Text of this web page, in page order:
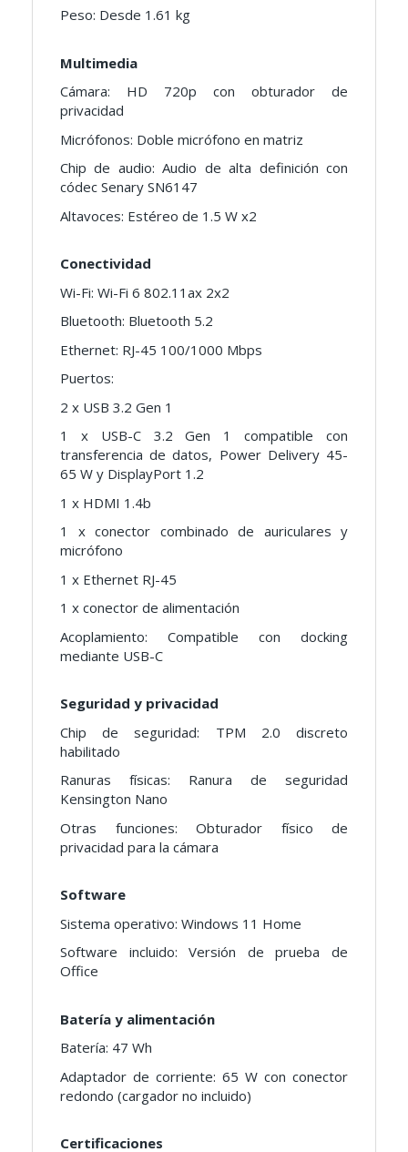
Peso: Desde 1.61 kg
Multimedia
Cámara: HD 720p con obturador de
privacidad
Micrófonos: Doble micrófono en matriz
Chip de audio: Audio de alta definición con
códec Senary SN6147
Altavoces: Estéreo de 1.5 W x2
Conectividad
Wi-Fi: Wi-Fi 6 802.11ax 2x2
Bluetooth: Bluetooth 5.2
Ethernet: RJ-45 100/1000 Mbps
Puertos:
2 x USB 3.2 Gen 1
1 x USB-C 3.2 Gen 1 compatible con
transferencia de datos, Power Delivery 45-
65 W y DisplayPort 1.2
1 x HDMI 1.4b
1 x conector combinado de auriculares y
micrófono
1 x Ethernet RJ-45
1 x conector de alimentación
Acoplamiento: Compatible con docking
mediante USB-C
Seguridad y privacidad
Chip de seguridad: TPM 2.0 discreto
habilitado
Ranuras físicas: Ranura de seguridad
Kensington Nano
Otras funciones: Obturador físico de
privacidad para la cámara
Software
Sistema operativo: Windows 11 Home
Software incluido: Versión de prueba de
Office
Batería y alimentación
Batería: 47 Wh
Adaptador de corriente: 65 W con conector
redondo (cargador no incluido)
Certificaciones